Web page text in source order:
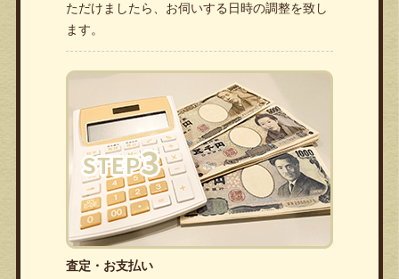
ただけましたら、お伺いする日時の調整を致し
ます。
査定・お支払い